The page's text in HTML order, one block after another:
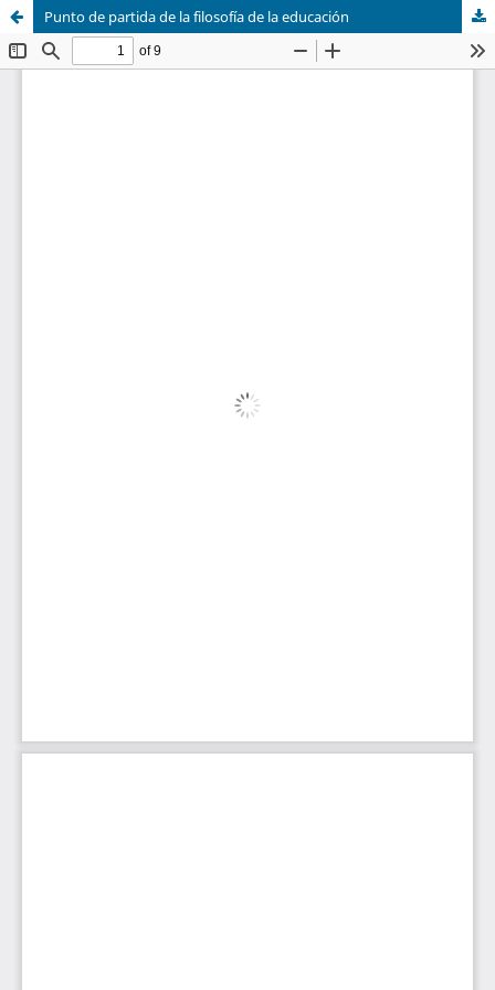
Punto de partida de la filosofía de la educación